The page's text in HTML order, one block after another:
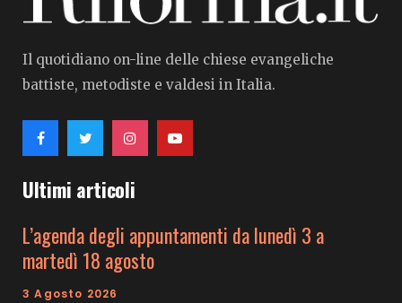
Il quotidiano on-line delle chiese evangeliche
battiste, metodiste e valdesi in Italia.
Ultimi articoli
L’agenda degli appuntamenti da lunedì 3 a
martedì 18 agosto
3 Agosto 2026